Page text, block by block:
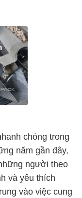
chóng trong
năm gần đây,
người theo
và yêu thích
vào việc cung